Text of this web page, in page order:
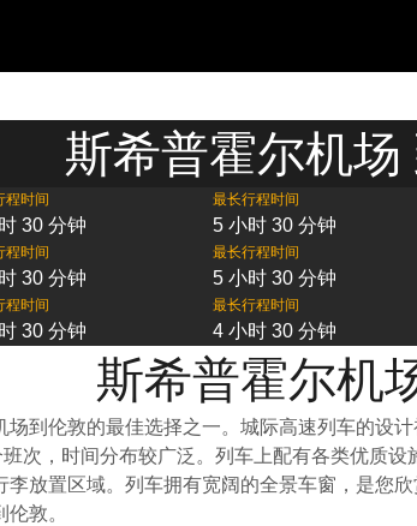
斯希普霍尔机
程时间
30 分钟
最长行程时间
5 小时 30 分钟
程时间
30 分钟
最长行程时间
5 小时 30 分钟
程时间
30 分钟
最长行程时间
4 小时 30 分钟
斯希普霍尔机
到伦敦的最佳选择之一。城际高速列车的设
次，时间分布较广泛。列车上配有各类优质
放置区域。列车拥有宽阔的全景车窗，是您
敦。